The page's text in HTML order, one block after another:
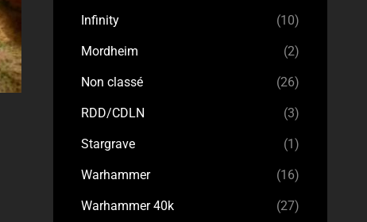
Infinity (10)
Mordheim (2)
Non classé (26)
RDD/CDLN (3)
Stargrave (1)
Warhammer (16)
Warhammer 40k (27)